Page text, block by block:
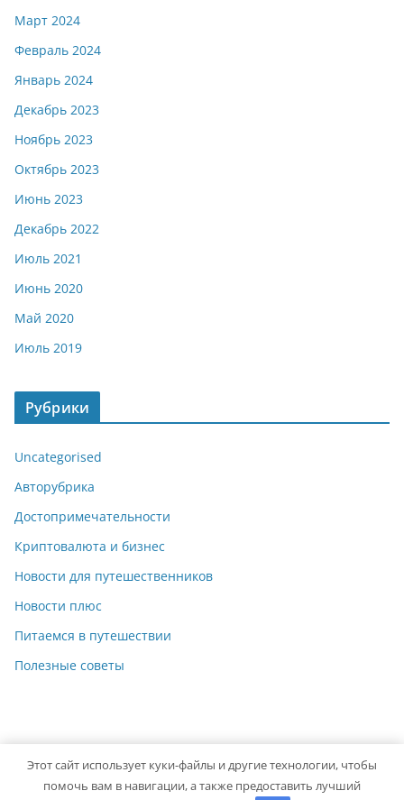
Март 2024
Февраль 2024
Январь 2024
Декабрь 2023
Ноябрь 2023
Октябрь 2023
Июнь 2023
Декабрь 2022
Июль 2021
Июнь 2020
Май 2020
Июль 2019
Рубрики
Uncategorised
Авторубрика
Достопримечательности
Криптовалюта и бизнес
Новости для путешественников
Новости плюс
Питаемся в путешествии
Полезные советы
Copyright © 2026 Travelbox27 . Powered byColorMagand
Этот сайт использует куки-файлы и другие технологии, чтобы
помочь вам в навигации, а также предоставить лучший